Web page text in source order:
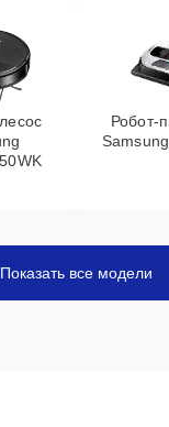
Робот-
Показать все модели